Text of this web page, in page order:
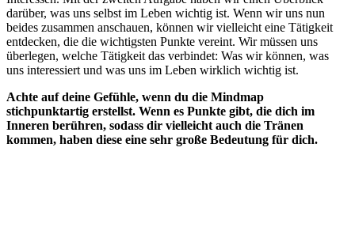
darüber, was uns selbst im Leben wichtig ist. Wenn wir uns nun
beides zusammen anschauen, können wir vielleicht eine Tätigkeit
entdecken, die die wichtigsten Punkte vereint. Wir müssen uns
überlegen, welche Tätigkeit das verbindet: Was wir können, was
uns interessiert und was uns im Leben wirklich wichtig ist.
Achte auf deine Gefühle, wenn du die Mindmap
stichpunktartig erstellst. Wenn es Punkte gibt, die dich im
Inneren berühren, sodass dir vielleicht auch die Tränen
kommen, haben diese eine sehr große Bedeutung für dich.